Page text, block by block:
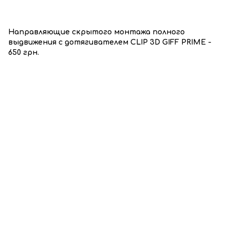
Направляющие скрытого монтажа полного
выдвижения с дотягивателем CLIP 3D GIFF PRIME -
650 грн.